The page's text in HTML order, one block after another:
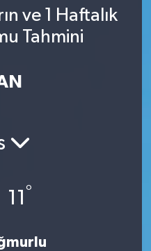
ve 1 Haftalık
Tahmini
11°